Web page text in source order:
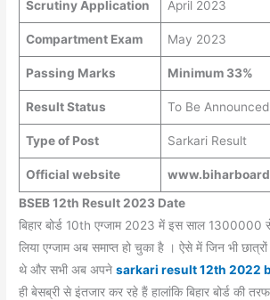
Scrutiny Application April 2023
Compartment Exam May 2023
Passing Marks Minimum 33%
Result Status To Be Announced
Type of Post Sarkari Result
Official website
BSEB 12th Result 2023 Date
बिहार बोर्ड 10th एग्जाम 2023 में इस साल 1300000
लिया एग्जाम अब समाप्त हो चुका है । ऐसे में जिन भी
थे और सभी अब अपनेsarkari result 12th 2022
ही बेसब्री से इंतजार कर रहे हैं हालांकि बिहार बोर्ड की